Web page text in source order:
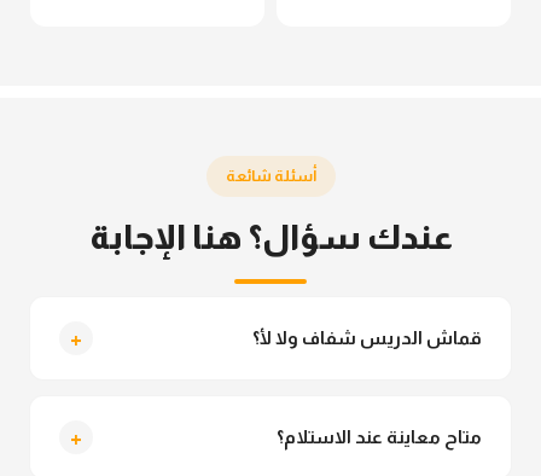
أسئلة شائعة
عندك سؤال؟ هنا الإجابة
قماش الدريس شفاف ولا لأ؟ +
متاح معاينة عند الاستلام؟ +